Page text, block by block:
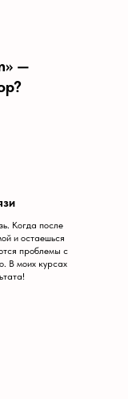
—
Когда после
и остаешься
проблемы с
В моих курсах